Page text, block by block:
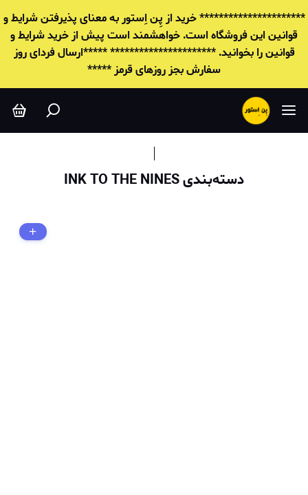
********************** خرید از پِن اِستور به معنای پذیرفتن شرایط و
قوانين این فروشگاه است. خواهشمند است پیش از خرید شرایط و
قوانين را بخوانید. ********************** *****ارسال فردای روز
سفارش بجز روزهای قرمز *****
دسته‌بندی INK TO THE NINES